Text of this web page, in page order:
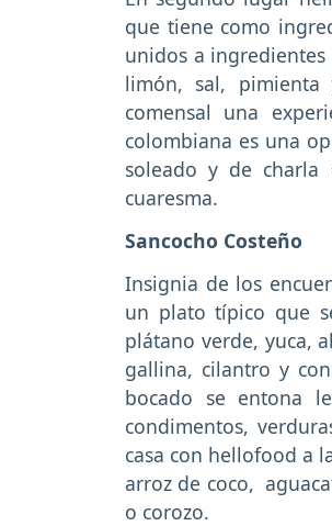
que tiene como
unidos a
limón, sal, pimienta
comensal una
colombiana es una
soleado y de charla
cuaresma.
Sancocho Costeño
Insignia de los
un plato típico que
plátano verde, yuca,
gallina, cilantro y
bocado se entona
condimentos,
casa con hellofood a
arroz de coco,
o corozo.